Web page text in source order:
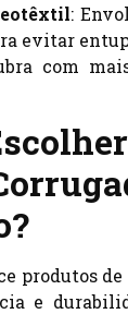
:
evitar
com
produtos
e